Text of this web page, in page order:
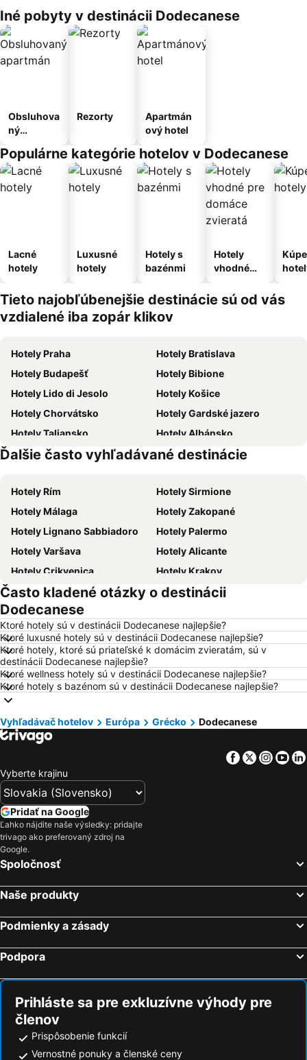
Iné pobyty v destinácii Dodecanese
Obsluhova
ný
Rezorty
Apartmán
ový hotel
Populárne kategórie hotelov v Dodecanese
Lacné
hotely
Luxusné
hotely
Hotely s
bazénmi
Hotely
vhodné
domáce
zvieratá
Tieto najobľúbenejšie destinácie sú od vás
vzdialené iba zopár klikov
Hotely Praha
Hotely Bratislava
Hotely Budapešť
Hotely Bibione
Hotely Lido di Jesolo
Hotely Košice
Hotely Chorvátsko
Hotely Gardské jazero
Hotely Taliansko
Hotely Albánsko
Hotely Grécko
Hotely Slovensko
Ďalšie často vyhľadávané destinácie
Hotely Rím
Hotely Sirmione
Hotely Málaga
Hotely Zakopané
Hotely Lignano Sabbiadoro
Hotely Palermo
Hotely Varšava
Hotely Alicante
Hotely Crikvenica
Hotely Krakov
Hotely Barcelona
Hotely Heraklion
Hotely Gdansk
Hotely Vysoké Tatry
Hotely New York
Hotely Dubaj
Hotely Tropea
Hotely Berlín
Hotely Laponsko
Hotely Malorka
Hotely Pobrežie Chorvátska
Hotely Krk
Hotely Švajčiarsko
Hotely Toskánsko
Hotely Istrijská župa
Hotely Wörthersee
Hotely Poľsko
Hotely Česká republika
Hotely Drač
Často kladené otázky o destinácii
Dodecanese
Ktoré hotely sú v destinácii Dodecanese najlepšie?
Ktoré luxusné hotely sú v destinácii Dodecanese najlepšie?
Ktoré hotely, ktoré sú priateľské k domácim zvieratám, sú v
destinácii Dodecanese najlepšie?
Ktoré wellness hotely sú v destinácii Dodecanese najlepšie?
Ktoré hotely s bazénom sú v destinácii Dodecanese najlepšie?
Vyhľadávač hotelov Európa Grécko Dodecanese
Facebook
Twitter
Vyberte krajinu
Pridať na Google
Ľahko nájdite naše výsledky: pridajte
trivago ako preferovaný zdroj na
Google.
Spoločnosť
Naše produkty
Podmienky a zásady
Podpora
Prihláste sa pre exkluzívne výhody pre
členov
Prispôsobenie funkcií
Vernostné ponuky a členské ceny